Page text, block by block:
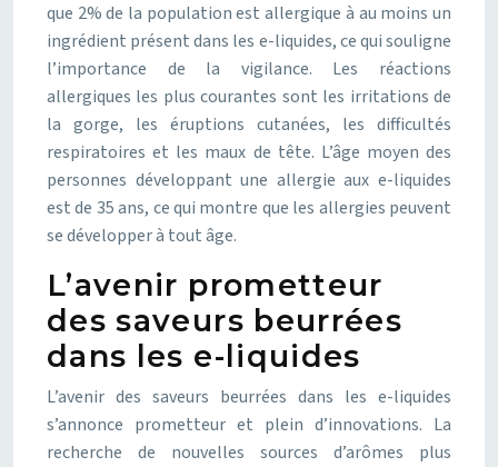
que 2% de la population est allergique à au moins un
ingrédient présent dans les e-liquides, ce qui souligne
l’importance de la vigilance. Les réactions
allergiques les plus courantes sont les irritations de
la gorge, les éruptions cutanées, les difficultés
respiratoires et les maux de tête. L’âge moyen des
personnes développant une allergie aux e-liquides
est de 35 ans, ce qui montre que les allergies peuvent
se développer à tout âge.
L’avenir prometteur
des saveurs beurrées
dans les e-liquides
L’avenir des saveurs beurrées dans les e-liquides
s’annonce prometteur et plein d’innovations. La
recherche de nouvelles sources d’arômes plus